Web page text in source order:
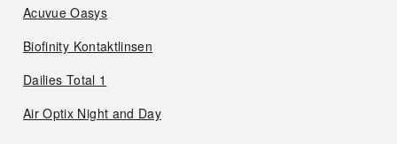
Acuvue Oasys
Biofinity Kontaktlinsen
Dailies Total 1
Air Optix Night and Day